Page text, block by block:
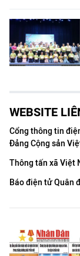
WEBSITE
Cổng thông tin
Đảng Cộng sản
Thông tấn xã Việt
Báo điện tử Quân